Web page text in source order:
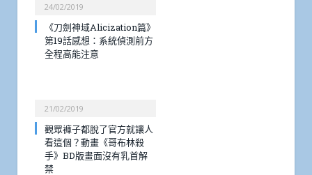
24/02/2019
《刀劍神域Alicization篇》
第19話感想：系統偵測前方
全程高能注意
21/02/2019
觀眾褲子都脫了官方就讓人
看這個？動畫《哥布林殺
手》BD版畫面沒有乳首解
禁